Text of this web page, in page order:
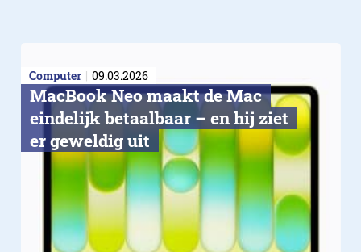
Computer 09.03.2026
MacBook Neo maakt de Mac
eindelijk betaalbaar – en hij ziet
er geweldig uit